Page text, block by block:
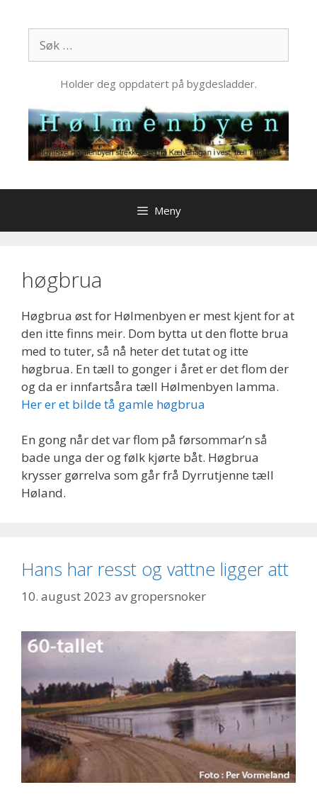
innhold
etter:
Holder deg oppdatert på bygdesladder.
Meny
høgbrua
Høgbrua øst for Hølmenbyen er mest kjent for at
den itte finns meir. Dom bytta ut den flotte brua
med to tuter, så nå heter det tutat og itte
høgbrua. En tæll to gonger i året er det flom der
og da er innfartsåra tæll Hølmenbyen lamma.
Her er et bilde tå gamle høgbrua
En gong når det var flom på førsommar’n så
bade unga der og følk kjørte båt. Høgbrua
krysser gørrelva som går frå Dyrrutjenne tæll
Høland.
Hans har resst og vattne ligger att
10. august 2023 avgropersnoker